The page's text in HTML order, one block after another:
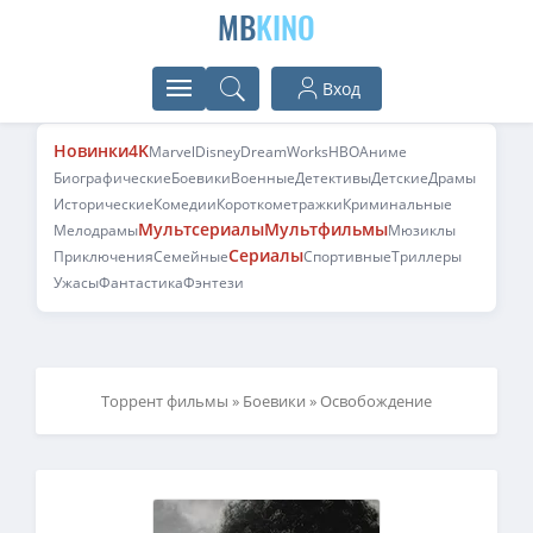
MBKINO
Вход
Новинки4KMarvelDisneyDreamWorksHBOАниме
БиографическиеБоевикиВоенныеДетективыДетскиеДрамы
ИсторическиеКомедииКороткометражкиКриминальные
МелодрамыМультсериалыМультфильмыМюзиклы
ПриключенияСемейныеСериалыСпортивныеТриллеры
УжасыФантастикаФэнтези
Торрент фильмы » Боевики » Освобождение